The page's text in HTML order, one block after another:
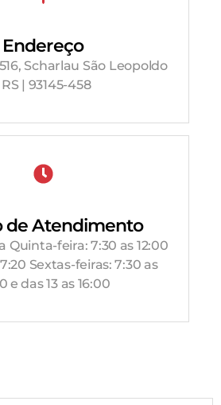
Endereço
Scharlau São Leopoldo
RS | 93145-458
de Atendimento
Quinta-feira: 7:30 as 12:00
Sextas-feiras: 7:30 as
e das 13 as 16:00